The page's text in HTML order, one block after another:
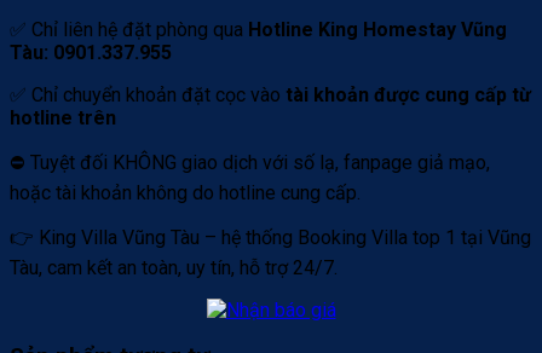
✅ Chỉ liên hệ đặt phòng qua Hotline King Homestay Vũng
Tàu: 0901.337.955
✅ Chỉ chuyển khoản đặt cọc vào tài khoản được cung cấp từ
hotline trên
⛔️ Tuyệt đối KHÔNG giao dịch với số lạ, fanpage giả mạo,
hoặc tài khoản không do hotline cung cấp.
👉 King Villa Vũng Tàu – hệ thống Booking Villa top 1 tại Vũng
Tàu, cam kết an toàn, uy tín, hỗ trợ 24/7.